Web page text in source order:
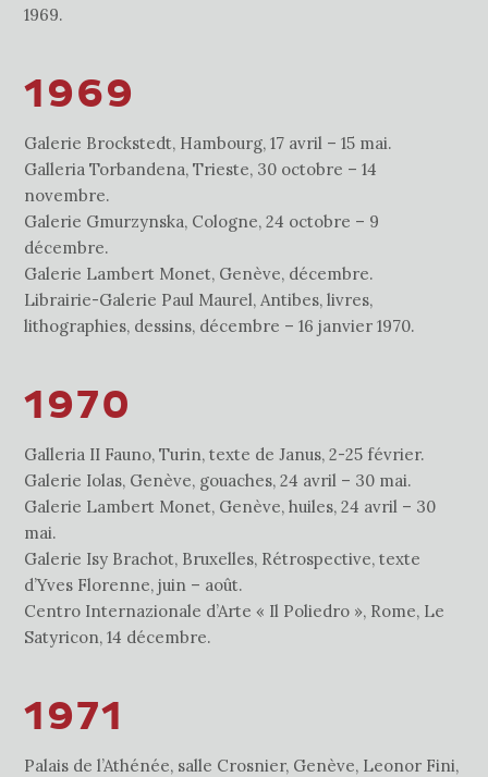
1969.
1969
Galerie Brockstedt, Hambourg, 17 avril – 15 mai.
Galleria Torbandena, Trieste, 30 octobre – 14
novembre.
Galerie Gmurzynska, Cologne, 24 octobre – 9
décembre.
Galerie Lambert Monet, Genève, décembre.
Librairie-Galerie Paul Maurel, Antibes, livres,
lithographies, dessins, décembre – 16 janvier 1970.
1970
Galleria II Fauno, Turin, texte de Janus, 2-25 février.
Galerie Iolas, Genève, gouaches, 24 avril – 30 mai.
Galerie Lambert Monet, Genève, huiles, 24 avril – 30
mai.
Galerie Isy Brachot, Bruxelles, Rétrospective, texte
d’Yves Florenne, juin – août.
Centro Internazionale d’Arte « Il Poliedro », Rome, Le
Satyricon, 14 décembre.
1971
Palais de l’Athénée, salle Crosnier, Genève, Leonor Fini,